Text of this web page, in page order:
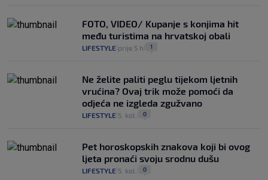
FOTO, VIDEO/ Kupanje s konjima hit
među turistima na hrvatskoj obali
LIFESTYLE prije 5 h 1
Ne želite paliti peglu tijekom ljetnih
vrućina? Ovaj trik može pomoći da
odjeća ne izgleda zgužvano
LIFESTYLE 5. kol. 0
Pet horoskopskih znakova koji bi ovog
ljeta pronaći svoju srodnu dušu
LIFESTYLE 5. kol. 0